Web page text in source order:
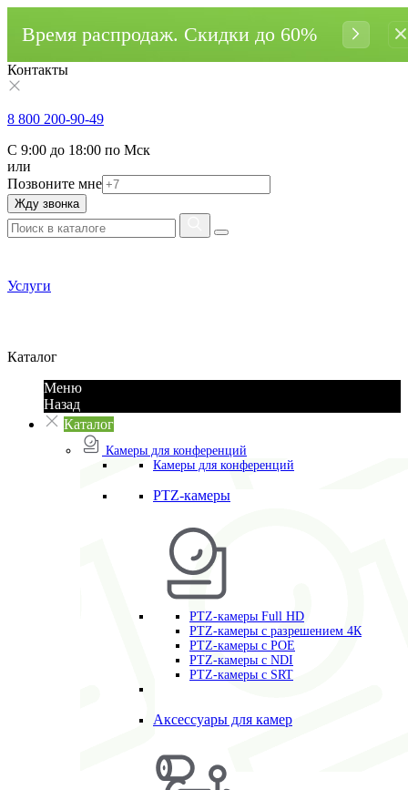
Время распродаж. Cкидки до 60%
Контакты
8 800 200-90-49
С 9:00 до 18:00 по Мск
или
Позвоните мне
Жду звонка
Услуги
Каталог
Меню
Назад
Каталог
Камеры для конференций
Камеры для конференций
PTZ-камеры
PTZ-камеры Full HD
PTZ-камеры с разрешением 4К
PTZ-камеры с POE
PTZ-камеры c NDI
PTZ-камеры с SRT
Аксессуары для камер